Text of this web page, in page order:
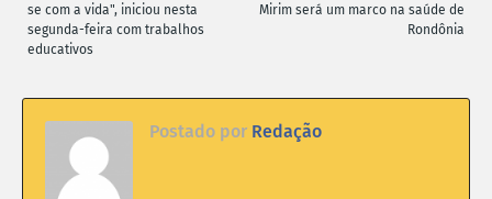
Mirim será um marco na saúde de
Rondônia
se com a vida", iniciou nesta
segunda-feira com trabalhos
educativos
Postado por Redação